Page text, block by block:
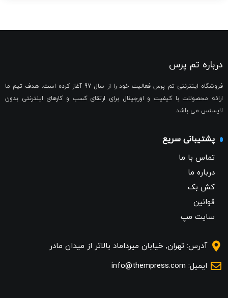
درباره تم پرس
فروشگاه اینترنتی تم پرس فعالیت خود را از سال 97 آغاز کرده است. هدف تیم ما
ارائه محصولات با کیفیت و اورجینال برای ارتقای کسب و کارهای اینترنتی بدون
لایسنس می باشد.
پشتیبانی سریع
تماس با ما
درباره ما
کش بک
قوانین
سایت مپ
آدرس: تهران, خیابان میرداماد بالاتر از میدان مادر
ایمیل: info@thempress.com